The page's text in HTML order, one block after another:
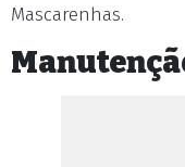
Mascarenhas.